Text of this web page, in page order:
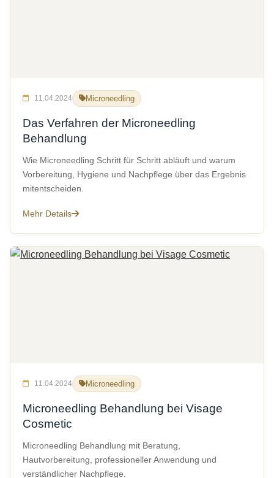
11.04.2024 Microneedling
Das Verfahren der Microneedling
Behandlung
Wie Microneedling Schritt für Schritt abläuft und warum
Vorbereitung, Hygiene und Nachpflege über das Ergebnis
mitentscheiden.
Mehr Details
11.04.2024 Microneedling
Microneedling Behandlung bei Visage
Cosmetic
Microneedling Behandlung mit Beratung,
Hautvorbereitung, professioneller Anwendung und
verständlicher Nachpflege.